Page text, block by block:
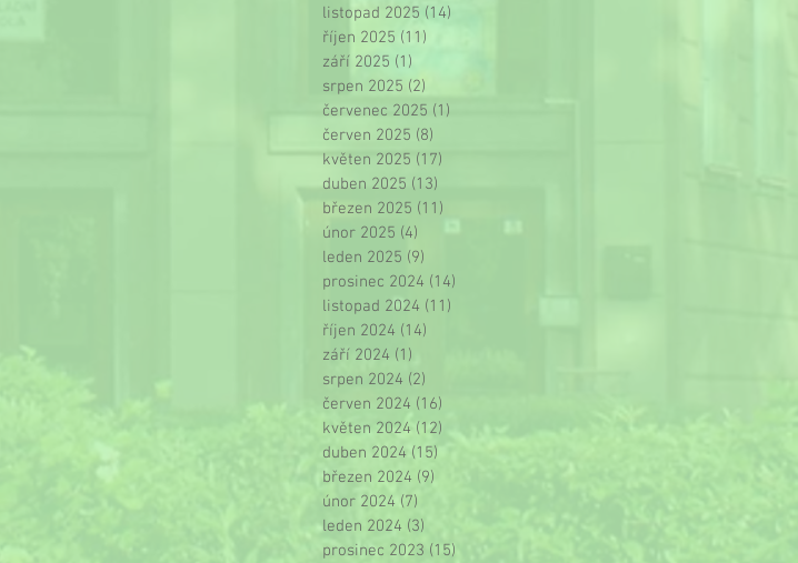
listopad 2025 (14)
říjen 2025 (11)
září 2025 (1)
srpen 2025 (2)
červenec 2025 (1)
červen 2025 (8)
květen 2025 (17)
duben 2025 (13)
březen 2025 (11)
únor 2025 (4) 4 příspěvky
leden 2025 (9)
prosinec 2024 (14)
listopad 2024 (11)
říjen 2024 (14)
září 2024 (1)
srpen 2024 (2)
červen 2024 (16)
květen 2024 (12)
duben 2024 (15)
březen 2024 (9)
únor 2024 (7)
leden 2024 (3)
prosinec 2023 (15)